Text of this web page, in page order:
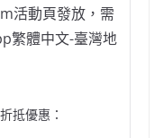
活動頁發放，需
繁體中文-臺灣地
優惠：